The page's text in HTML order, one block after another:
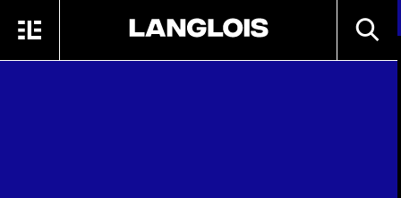
MENU